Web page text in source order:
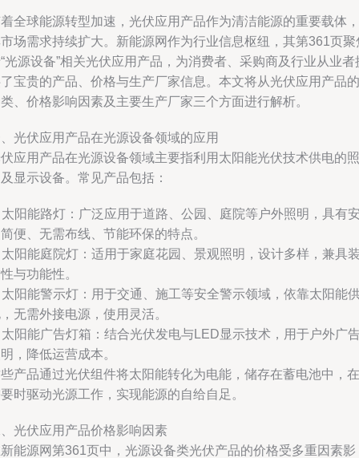
全球能源转型加速，光伏应用产品作为清洁能源的重要载体，
场需求持续扩大。新能源网作为行业信息枢纽，其第361页聚
光源设备”相关光伏应用产品，为消费者、采购商及行业从业者
宝贵的产品、价格与生产厂家信息。本文将从光伏应用产品的
、价格影响因素及主要生产厂家三个方面进行解析。
光伏应用产品在光源设备领域的应用
应用产品在光源设备领域主要指利用太阳能光伏技术供电的照
显示设备。常见产品包括：
阳能路灯：广泛应用于道路、公园、庭院等户外照明，具有
便、无需布线、节能环保的特点。
阳能庭院灯：适用于家庭花园、景观照明，设计多样，兼具
与功能性。
阳能警示灯：用于交通、施工等安全警示领域，依靠太阳能
无需外接电源，使用灵活。
阳能广告灯箱：结合光伏发电与LED显示技术，用于户外广
，降低运营成本。
产品通过光伏组件将太阳能转化为电能，储存在蓄电池中，在
时驱动光源工作，实现能源的自给自足。
光伏应用产品价格影响因素
能源网第361页中，光源设备类光伏产品的价格受多重因素影